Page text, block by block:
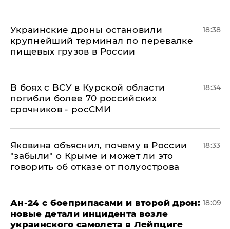
Украинские дроны остановили
крупнейший терминал по перевалке
пищевых грузов в России
18:38
В боях с ВСУ в Курской области
погибли более 70 российских
срочников - росСМИ
18:34
Яковина объяснил, почему в России
"забыли" о Крыме и может ли это
говорить об отказе от полуострова
18:33
Ан-24 с боеприпасами и второй дрон:
новые детали инцидента возле
украинского самолета в Лейпциге
18:09